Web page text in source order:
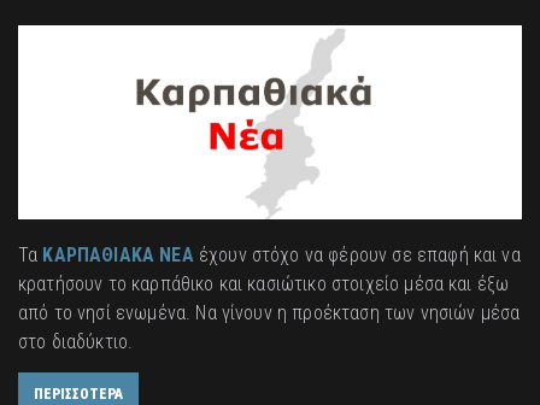
Τα ΚΑΡΠΑΘΙΑΚΑ ΝΕΑέχουν στόχο να φέρουν σε επαφή και να
κρατήσουν το καρπάθικο και κασιώτικο στοιχείο μέσα και έξω
από το νησί ενωμένα. Να γίνουν η προέκταση των νησιών μέσα
στο διαδύκτιο.
ΠΕΡΙΣΣΟΤΕΡΑ